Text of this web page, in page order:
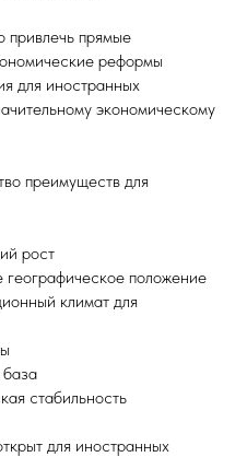
привлечь прямые
реформы
для иностранных
экономическому
преимуществ для
рост
географическое положение
климат для
база
стабильность
для иностранных